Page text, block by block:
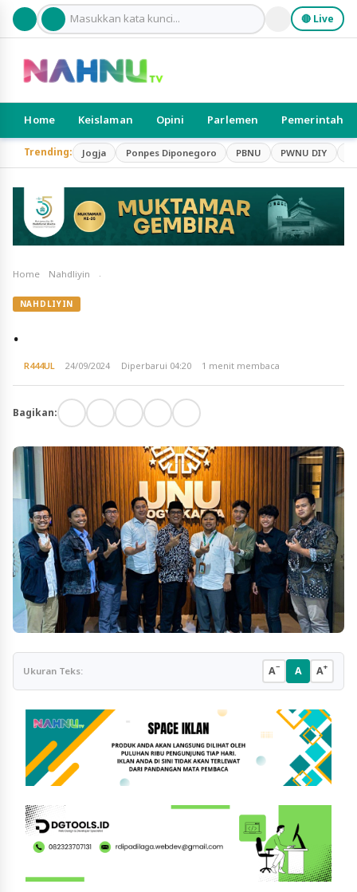
🔴 Live
Home Keislaman Opini Parlemen Pemerintah
Trending: Jogja Ponpes Diponegoro PBNU PWNU DIY
Home Nahdliyin .
NAHDLIYIN
.
R444UL 24/09/2024 Diperbarui 04:20 1 menit membaca
Bagikan:
Ukuran Teks: A− A A+